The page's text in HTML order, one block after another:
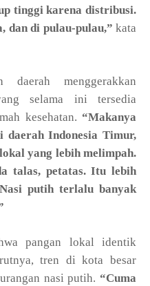
tinggi karena distribusi.
dan di pulau-pulau,” kata
daerah menggerakkan
selama ini tersedia
kesehatan. “Makanya
daerah Indonesia Timur,
yang lebih melimpah.
talas, petatas. Itu lebih
putih terlalu banyak
pangan lokal identik
tren di kota besar
nasi putih. “Cuma